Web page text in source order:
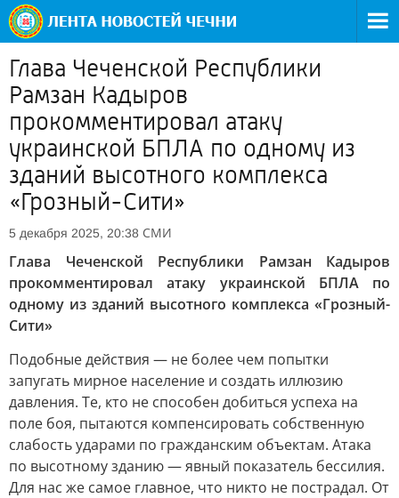
Глава Чеченской Республики
Рамзан Кадыров
прокомментировал атаку
украинской БПЛА по одному из
зданий высотного комплекса
«Грозный-Сити»
5 декабря 2025, 20:38 СМИ
Глава Чеченской Республики Рамзан Кадыров
прокомментировал атаку украинской БПЛА по
одному из зданий высотного комплекса «Грозный-
Сити»
Подобные действия — не более чем попытки
запугать мирное население и создать иллюзию
давления. Те, кто не способен добиться успеха на
поле боя, пытаются компенсировать собственную
слабость ударами по гражданским объектам. Атака
по высотному зданию — явный показатель бессилия.
Для нас же самое главное, что никто не пострадал. От